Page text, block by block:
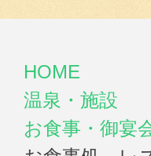
HOME
温泉・施設
お食事・御宴